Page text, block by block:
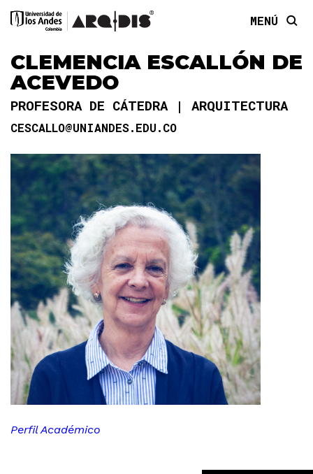
MENÚ
CLEMENCIA ESCALLÓN DE
ACEVEDO
PROFESORA DE CÁTEDRA ARQUITECTURA
CESCALLO@UNIANDES.EDU.CO
Perfil Académico